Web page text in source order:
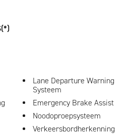
Lane Departure Warning
Systeem
Emergency Brake Assist
Noodoproepsysteem
Verkeersbordherkenning